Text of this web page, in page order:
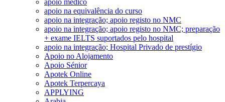
apoio na equivalência do curso
apoio na integração; apoio registo no NMC
apoio na integração; apoio registo no NMC; preparação
+ exame IELTS suportados pelo hospital
apoio na integração; Hospital Privado de prestígio
Apoio no Alojamento
Apoio Sénior
Apotek Online
Apotek Terpercaya
APPLYING